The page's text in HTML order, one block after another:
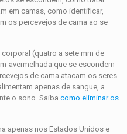
em camas, como identificar,
os percevejos de cama ao se
(quatro a sete mm de
avermelhada que se escondem
de cama atacam os seres
apenas de sangue, a
o sono. Saiba como eliminar os
apenas nos Estados Unidos e